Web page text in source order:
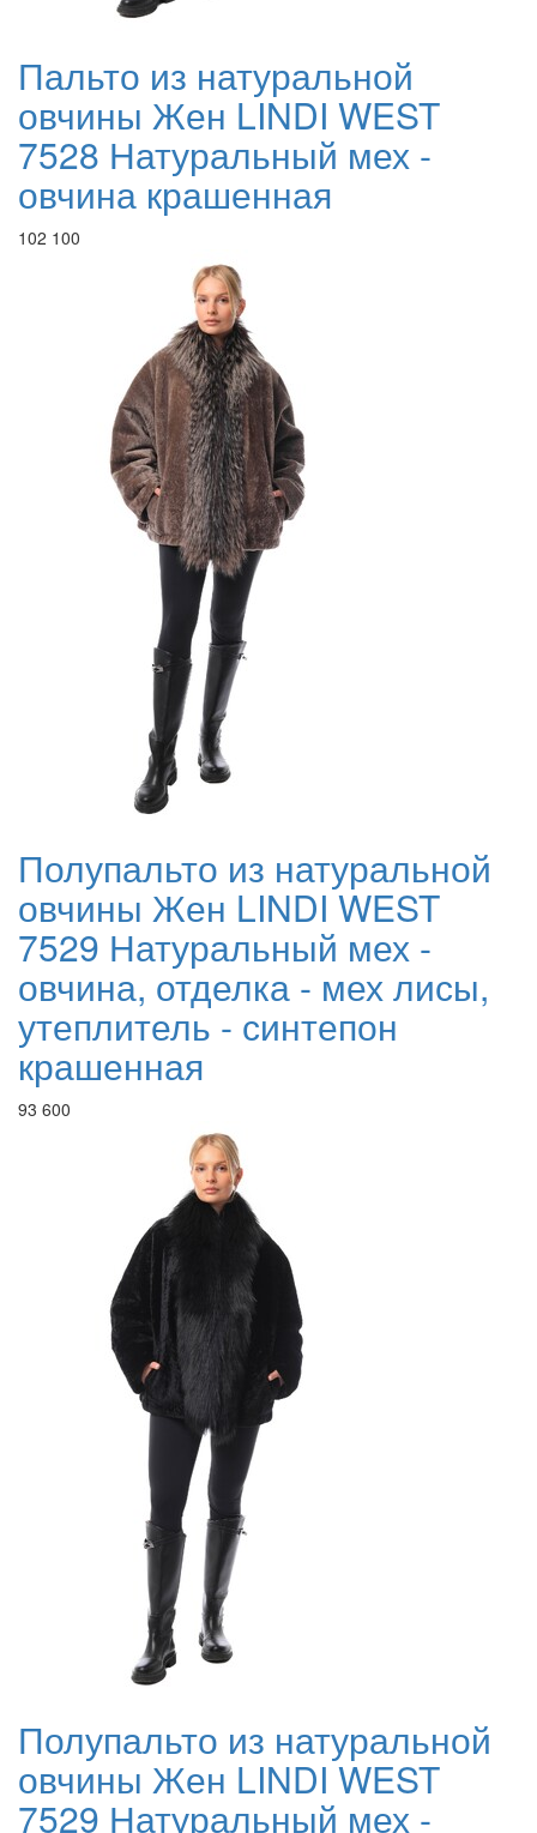
Пальто из натуральной
овчины Жен LINDI WEST
7528 Натуральный мех -
овчина крашенная
102 100
Полупальто из натуральной
овчины Жен LINDI WEST
7529 Натуральный мех -
овчина, отделка - мех лисы,
утеплитель - синтепон
крашенная
93 600
Полупальто из натуральной
овчины Жен LINDI WEST
7529 Натуральный мех -